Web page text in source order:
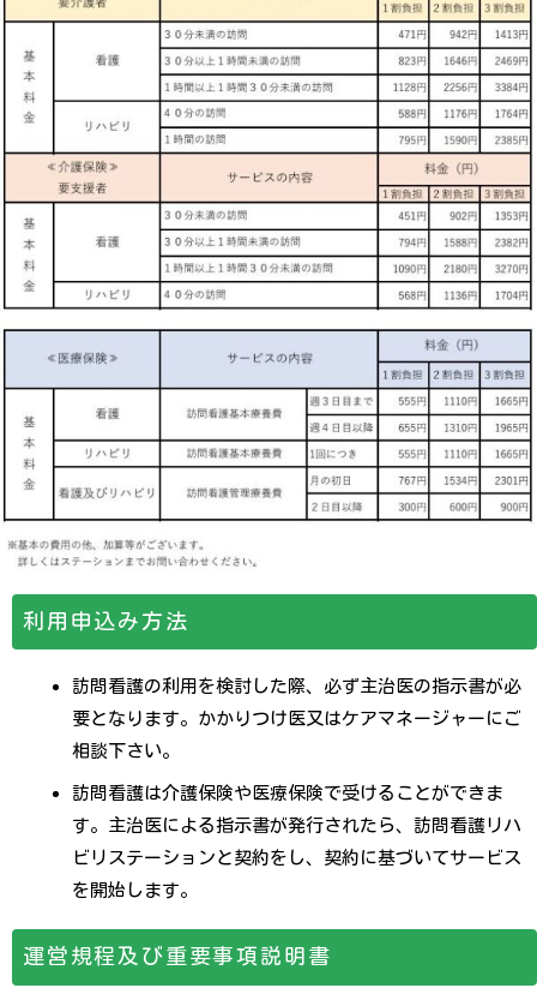
利用申込み方法
訪問看護の利用を検討した際、必ず主治医の指示書が必
要となります。かかりつけ医又はケアマネージャーにご
相談下さい。
訪問看護は介護保険や医療保険で受けることができま
す。主治医による指示書が発行されたら、訪問看護リハ
ビリステーションと契約をし、契約に基づいてサービス
を開始します。
運営規程及び重要事項説明書